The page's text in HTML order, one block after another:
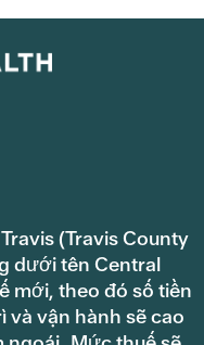
(Travis County
dưới tên Central
mới, theo đó số tiền
vận hành sẽ cao